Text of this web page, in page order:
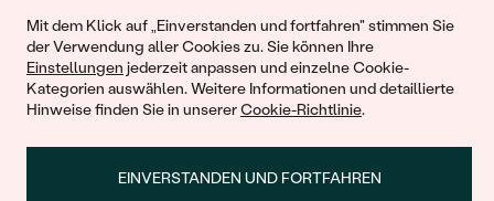
Mit dem Klick auf „Einverstanden und fortfahren" stimmen Sie
der Verwendung aller Cookies zu. Sie können Ihre
Einstellungen jederzeit anpassen und einzelne Cookie-
Kategorien auswählen. Weitere Informationen und detaillierte
Hinweise finden Sie in unsererCookie-Richtlinie.
EINVERSTANDEN UND FORTFAHREN